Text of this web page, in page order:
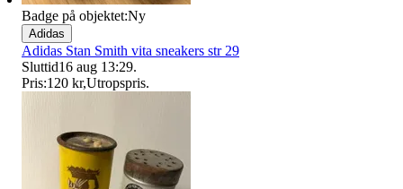
Badge på objektet:Ny
Adidas
Adidas Stan Smith vita sneakers str 29
Sluttid16 aug 13:29.
Pris:120 kr,Utropspris.